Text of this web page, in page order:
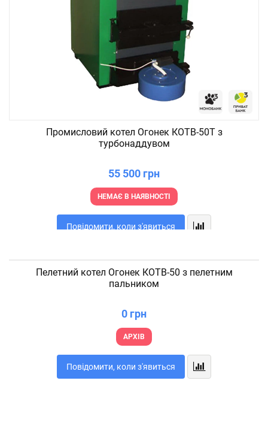
Промисловий котел Огонек КОТВ-50Т з
турбонаддувом
55 500 грн
НЕМАЄ В НАЯВНОСТІ
Повідомити, коли з'явиться
Пелетний котел Огонек КОТВ-50 з пелетним
пальником
0 грн
АРХІВ
Повідомити, коли з'явиться